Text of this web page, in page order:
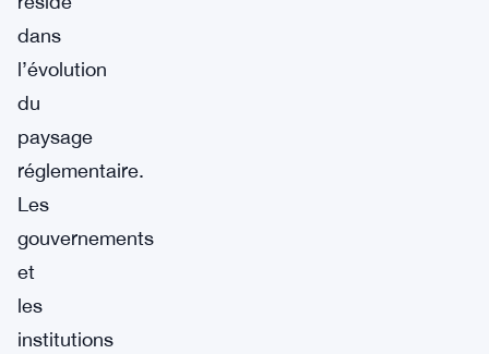
dans
l’évolution
du
paysage
réglementaire.
Les
gouvernements
et
les
institutions